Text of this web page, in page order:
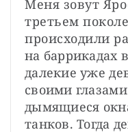
Меня зовут
третьем
происходили
на баррикадах
далекие уже
своими
дымящиеся
танков. Тогда